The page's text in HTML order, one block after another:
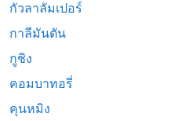
กัวลาลัมเปอร์
กาลีมันตัน
กูชิง
คอมบาทอรี่
คุนหมิง